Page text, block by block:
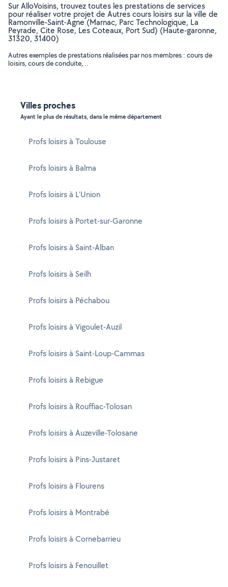
Sur AlloVoisins, trouvez toutes les prestations de services
pour réaliser votre projet de Autres cours loisirs sur la ville de
Ramonville-Saint-Agne (Marnac, Parc Technologique, La
Peyrade, Cite Rose, Les Coteaux, Port Sud) (Haute-garonne,
31320, 31400)
Autres exemples de prestations réalisées par nos membres : cours de
loisirs, cours de conduite, ..
Villes proches
Ayant le plus de résultats, dans le même département
Profs loisirs à Toulouse
Profs loisirs à Balma
Profs loisirs à L'Union
Profs loisirs à Portet-sur-Garonne
Profs loisirs à Saint-Alban
Profs loisirs à Seilh
Profs loisirs à Péchabou
Profs loisirs à Vigoulet-Auzil
Profs loisirs à Saint-Loup-Cammas
Profs loisirs à Rebigue
Profs loisirs à Rouffiac-Tolosan
Profs loisirs à Auzeville-Tolosane
Profs loisirs à Pins-Justaret
Profs loisirs à Flourens
Profs loisirs à Montrabé
Profs loisirs à Cornebarrieu
Profs loisirs à Fenouillet